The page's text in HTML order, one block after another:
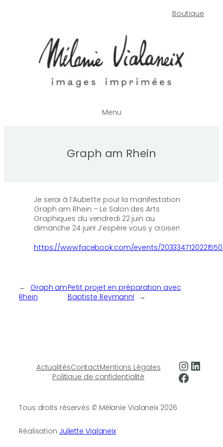
Boutique
Menu
Graph am Rhein
Je serai à l’Aubette pour la manifestation
Graph am Rhein – Le Salon des Arts
Graphiques du vendredi 22 juin au
dimanche 24 juin! J’espère vous y croiser!
https://www.facebook.com/events/
← Graph am
Rhein
Petit projet en préparation avec
Baptiste Reymann! →
ActualitésContactMentions Légales
Politique de confidentialité
Tous droits réservés ©Mélanie Vialaneix 2026
Réalisation Juliette Vialaneix